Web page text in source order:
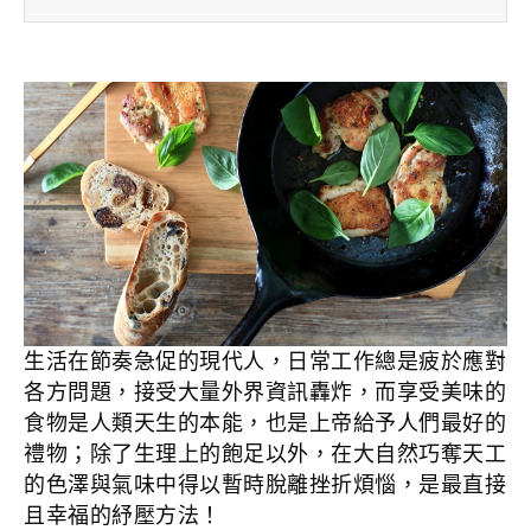
生活在節奏急促的現代人，日常工作總是疲於應對
各方問題，接受大量外界資訊轟炸，而享受美味的
食物是人類天生的本能，也是上帝給予人們最好的
禮物；除了生理上的飽足以外，在大自然巧奪天工
的色澤與氣味中得以暫時脫離挫折煩惱，是最直接
且幸福的紓壓方法！